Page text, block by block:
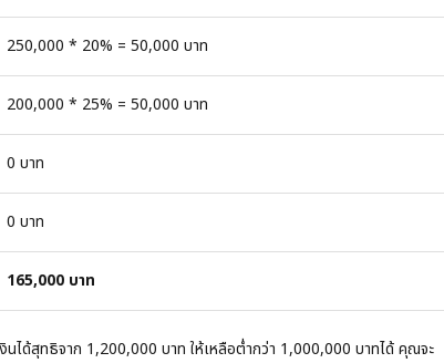
250,000 * 20% = 50,000 บาท
200,000 * 25% = 50,000 บาท
0 บาท
0 บาท
165,000 บาท
ได้สุทธิจาก 1,200,000 บาท ให้เหลือต่ำกว่า 1,000,000 บาทได้ คุณจะ